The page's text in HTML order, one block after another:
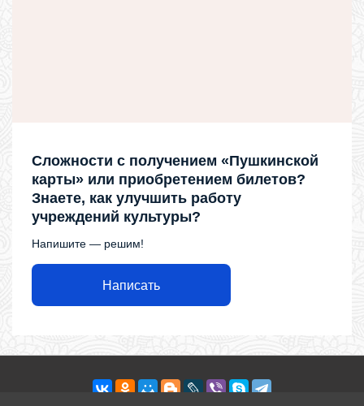
Сложности с получением «Пушкинской
карты» или приобретением билетов?
Знаете, как улучшить работу
учреждений культуры?
Напишите — решим!
Написать